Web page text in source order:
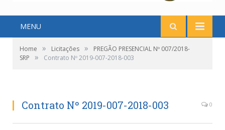
MENU
Home » Licitações »
PREGÃO PRESENCIAL Nº 007/2018-
SRP
» Contrato Nº 2019-007-2018-003
Contrato Nº 2019-007-2018-003 0